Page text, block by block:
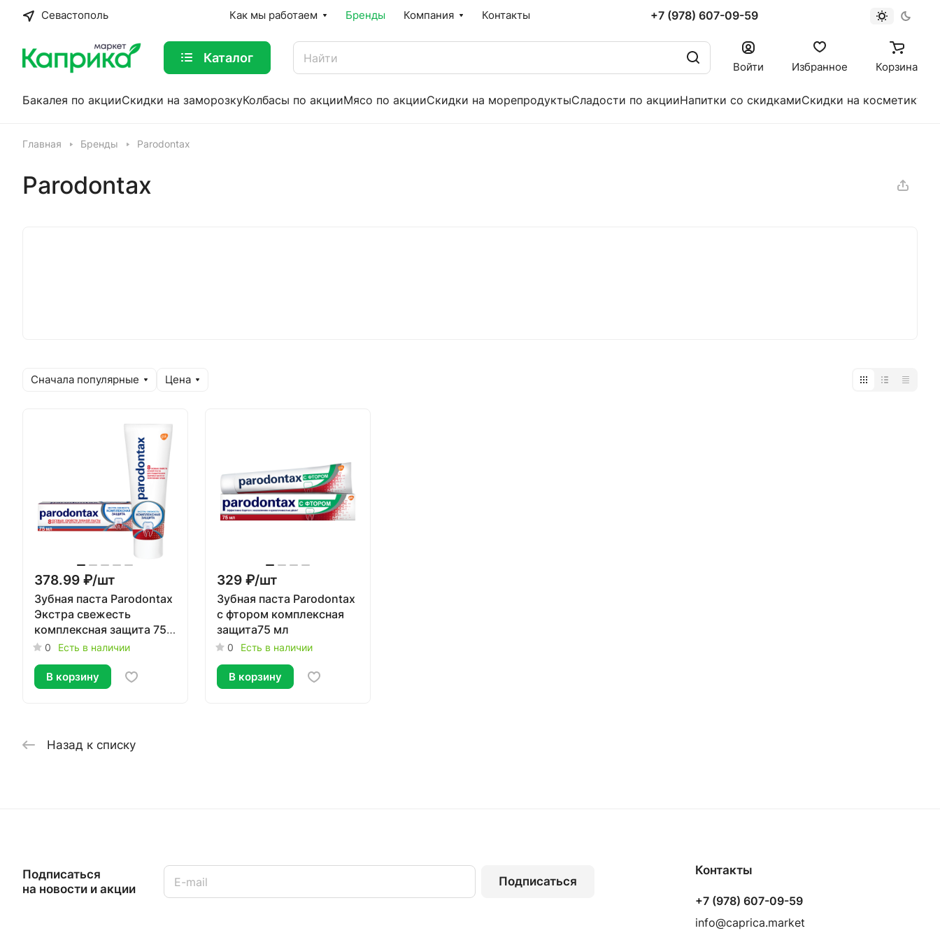
Севастополь Как мы работаем Бренды Компания Контакты +7 (978) 607-09-59
Каталог
Войти Избранное Корзина
Бакалея по акцииСкидки на заморозкуКолбасы по акцииМясо по акцииСкидки на морепродуктыСладости по акцииНапитки со скидкамиСкидки на косметику
Главная Бренды Parodontax
Parodontax
Сначала популярные Цена
378.99 ₽/шт
Зубная паста Parodontax
Экстра свежесть
комплексная защита 75
мл
0 Есть в наличии
В корзину
329 ₽/шт
Зубная паста Parodontax
с фтором комплексная
защита75 мл
0 Есть в наличии
В корзину
Назад к списку
Подписаться
на новости и акции
Подписаться
Контакты
+7 (978) 607-09-59
info@caprica.market